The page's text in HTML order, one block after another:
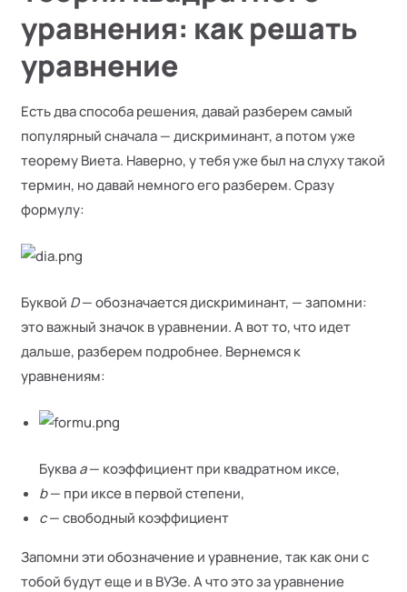
уравнения: как решать
уравнение
Есть два способа решения, давай разберем самый
популярный сначала — дискриминант, а потом уже
теорему Виета. Наверно, у тебя уже был на слуху такой
термин, но давай немного его разберем. Сразу
формулу:
Буквой D— обозначается дискриминант, — запомни:
это важный значок в уравнении. А вот то, что идет
дальше, разберем подробнее. Вернемся к
уравнениям:
Букваа— коэффициент при квадратном иксе,
b— при иксе в первой степени,
c— свободный коэффициент
Запомни эти обозначение и уравнение, так как они с
тобой будут еще и в ВУЗе. А что это за уравнение